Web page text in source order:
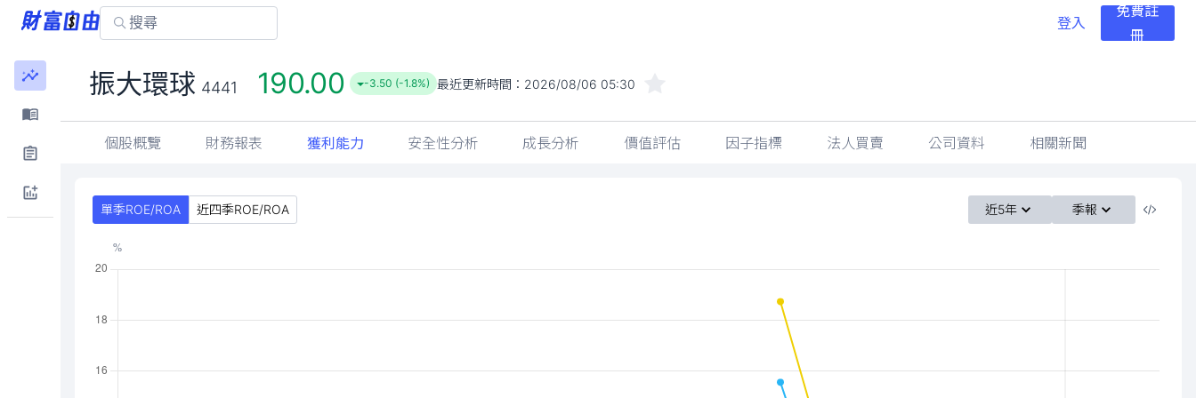
登入
免費註
冊
振大環球 4441 190.00 -3.50 (-1.8%) 最近更新時間： 2026/08/06 05:30
個股概覽 財務報表 獲利能力 安全性分析 成長分析 價值評估 因子指標 法人買賣 公司資料 相關新聞
單季ROE/ROA 近四季ROE/ROA 近5年 季報